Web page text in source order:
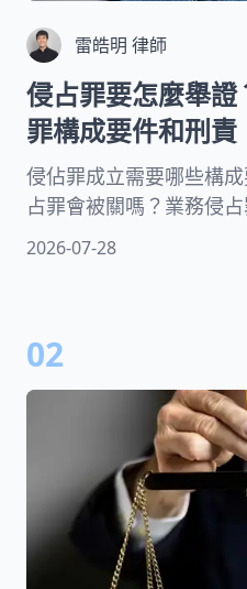
雷皓明 律師
侵占罪要怎麼舉
罪構成要件和刑責
侵佔罪成立需要哪些構
占罪會被關嗎？業務侵
公訴罪嗎？侵占罪和解
2026-07-28
02